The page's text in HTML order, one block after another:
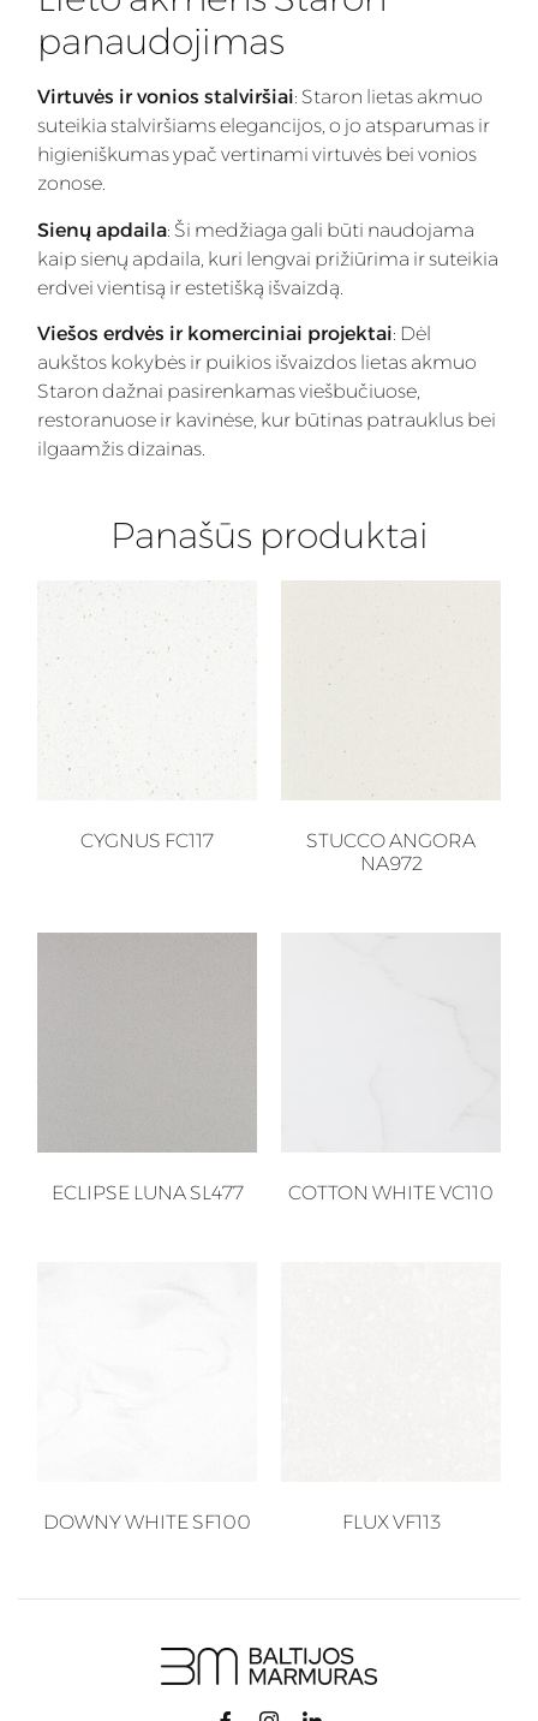
panaudojimas
Virtuvės ir vonios stalviršiai: Staron lietas akmuo
suteikia stalviršiams elegancijos, o jo atsparumas ir
higieniškumas ypač vertinami virtuvės bei vonios
zonose.
Sienų apdaila: Ši medžiaga gali būti naudojama
kaip sienų apdaila, kuri lengvai prižiūrima ir suteikia
erdvei vientisą ir estetišką išvaizdą.
Viešos erdvės ir komerciniai projektai: Dėl
aukštos kokybės ir puikios išvaizdos lietas akmuo
Staron dažnai pasirenkamas viešbučiuose,
restoranuose ir kavinėse, kur būtinas patrauklus bei
ilgaamžis dizainas.
Panašūs produktai
CYGNUS FC117
STUCCO ANGORA
NA972
ECLIPSE LUNA SL477 COTTON WHITE VC110
DOWNY WHITE SF100 FLUX VF113